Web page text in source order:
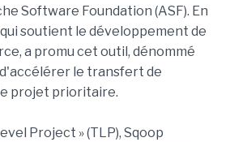
Software Foundation (ASF). En
soutient le développement de
a promu cet outil, dénommé
le transfert de
projet prioritaire.
Project » (TLP), Sqoop